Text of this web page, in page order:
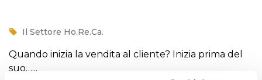
Il Settore Ho.Re.Ca.
Quando inizia la vendita al cliente? Inizia prima del
suo…...